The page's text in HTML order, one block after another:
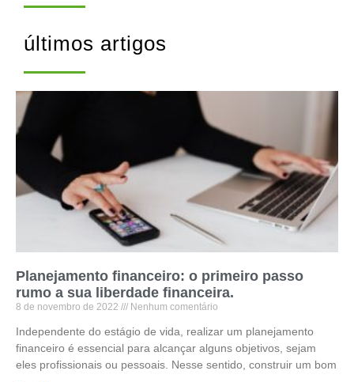
últimos artigos
Planejamento financeiro: o primeiro passo
rumo a sua liberdade financeira.
8 de novembro de 2022 Nenhum comentário
Independente do estágio de vida, realizar um planejamento
financeiro é essencial para alcançar alguns objetivos, sejam
eles profissionais ou pessoais. Nesse sentido, construir um bom